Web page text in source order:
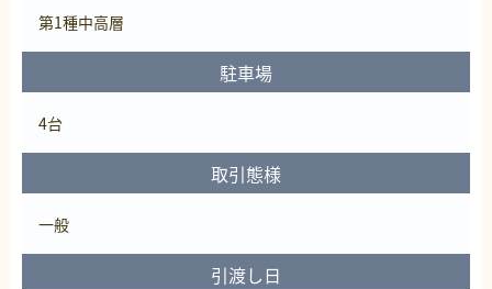
第1種中高層
駐車場
4台
取引態様
一般
引渡し日